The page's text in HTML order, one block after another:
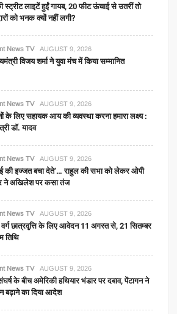
स्ट्रीट लाइटें हुईं गायब, 20 फीट ऊंचाई से उतरीं तो
को भनक क्यों नहीं लगी?
News TV AUGUST 9, 2026
विजय शर्मा ने युवा मंच में किया सम्मानित
News TV AUGUST 9, 2026
के लिए सहायक आय की व्यवस्था करना हमारा लक्ष्य :
डॉ. यादव
News TV AUGUST 9, 2026
की इज्जत बचा देते’… राहुल की सभा को लेकर ओपी
ने अखिलेश पर कसा तंज
News TV AUGUST 9, 2026
वर्ग छात्रवृत्ति के लिए आवेदन 11 अगस्त से, 21 सितम्बर
तिथि
News TV AUGUST 9, 2026
के बीच अमेरिकी हथियार भंडार पर दबाव, पेंटागन ने
बढ़ाने का दिया आदेश